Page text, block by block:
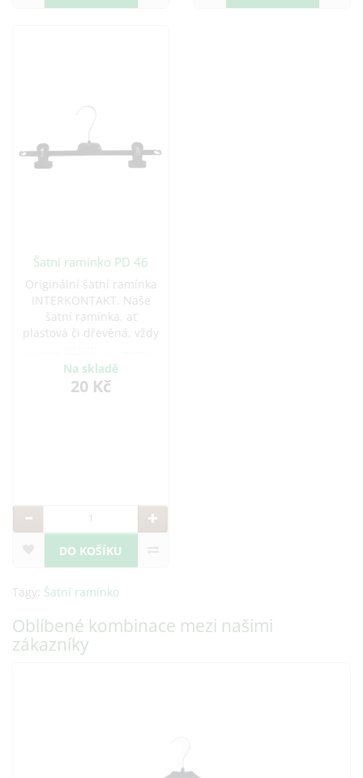
Šatní ramínko PD 46
Originální šatní ramínka
INTERKONTAKT. Naše
šatní ramínka, ať
plastová či dřevěná, vždy
oblečení s tou největší
opatrností. Hýčkejte své
oděvy s designovými
Na skladě
20 Kč
DO KOŠÍKU
Tagy: Šatní ramínko
Oblíbené kombinace mezi našimi
zákazníky